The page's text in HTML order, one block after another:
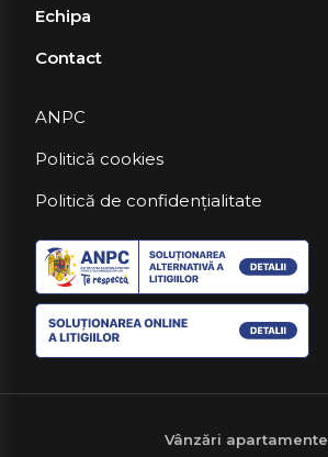
Echipa
Contact
ANPC
Politică cookies
Politică de confidențialitate
Vânzări apartamente